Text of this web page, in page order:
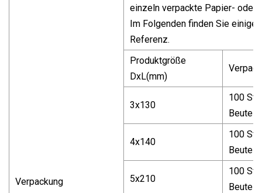
Verpackung
einzeln verpackte Papier- oder
Im Folgenden finden Sie einige
Referenz.
Produktgröße
DxL(mm)
3x130
100
Beutel
4x140
100
Beutel
5x210
100
Beutel